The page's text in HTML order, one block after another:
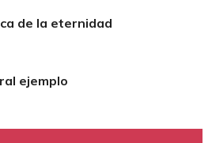
de la eternidad
ejemplo